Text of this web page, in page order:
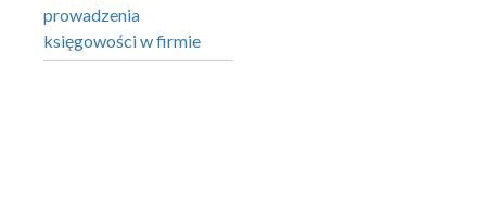
prowadzenia
księgowości w firmie